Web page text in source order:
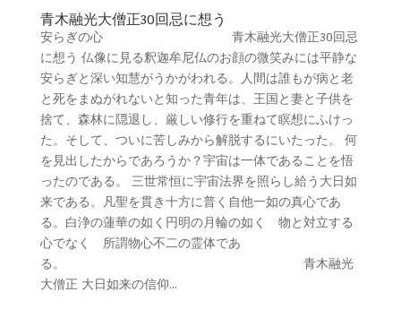
青木融光大僧正30回忌に想う
安らぎの心 青木融光大僧正30回忌
に想う 仏像に見る釈迦牟尼仏のお顔の微笑みには平静な
安らぎと深い知慧がうかがわれる。人間は誰もが病と老
と死をまぬがれないと知った青年は、王国と妻と子供を
捨て、森林に隠退し、厳しい修行を重ねて瞑想にふけっ
た。そして、ついに苦しみから解脱するにいたった。 何
を見出したからであろうか？宇宙は一体であることを悟
ったのである。 三世常恒に宇宙法界を照らし給う大日如
来である。凡聖を貫き十方に普く自他一如の真心であ
る。白浄の蓮華の如く円明の月輪の如く 物と対立する
心でなく 所謂物心不二の霊体であ
る。 青木融光
大僧正 大日如来の信仰...